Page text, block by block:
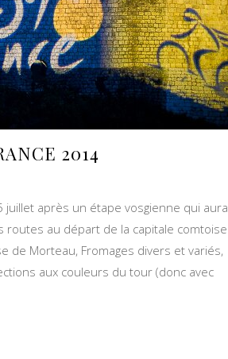
2014
après un étape vosgienne qui aura
au départ de la capitale comtoise
de Morteau, Fromages divers et variés,
aux couleurs du tour (donc avec